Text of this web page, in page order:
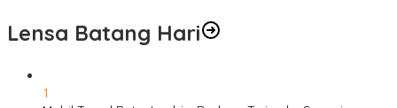
Lensa Batang Hari
1